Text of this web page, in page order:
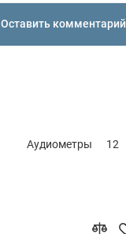
Оставить комментарий
Аудиометры 12